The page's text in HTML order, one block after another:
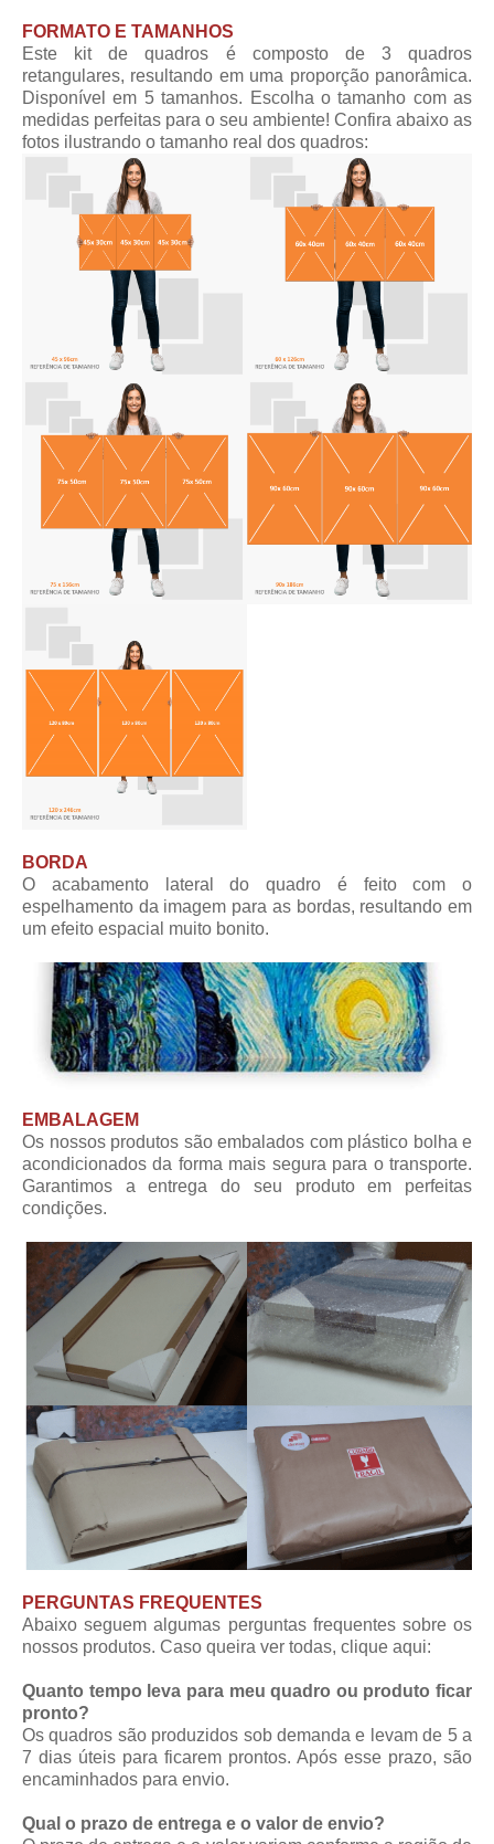
FORMATO E TAMANHOS
Este kit de quadros é composto de 3 quadros
retangulares, resultando em uma proporção panorâmica.
Disponível em 5 tamanhos. Escolha o tamanho com as
medidas perfeitas para o seu ambiente! Confira abaixo as
fotos ilustrando o tamanho real dos quadros:
BORDA
O acabamento lateral do quadro é feito com o
espelhamento da imagem para as bordas, resultando em
um efeito espacial muito bonito.
EMBALAGEM
Os nossos produtos são embalados com plástico bolha e
acondicionados da forma mais segura para o transporte.
Garantimos a entrega do seu produto em perfeitas
condições.
PERGUNTAS FREQUENTES
Abaixo seguem algumas perguntas frequentes sobre os
nossos produtos. Caso queira ver todas, clique aqui:
Quanto tempo leva para meu quadro ou produto ficar
pronto?
Os quadros são produzidos sob demanda e levam de 5 a
7 dias úteis para ficarem prontos. Após esse prazo, são
encaminhados para envio.
Qual o prazo de entrega e o valor de envio?